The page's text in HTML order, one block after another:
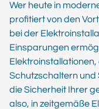
Wer heute in
profitiert von den
bei der
Einsparungen
Schutzschaltern und
die Sicherheit Ihrer
also, in zeitgemäße